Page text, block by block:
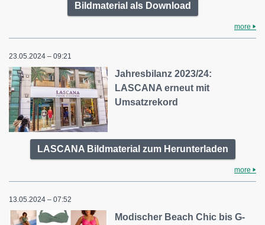
Bildmaterial als Download
more
23.05.2024 – 09:21
Jahresbilanz 2023/24:
LASCANA erneut mit
Umsatzrekord
LASCANA Bildmaterial zum Herunterladen
more
13.05.2024 – 07:52
Modischer Beach Chic bis G-